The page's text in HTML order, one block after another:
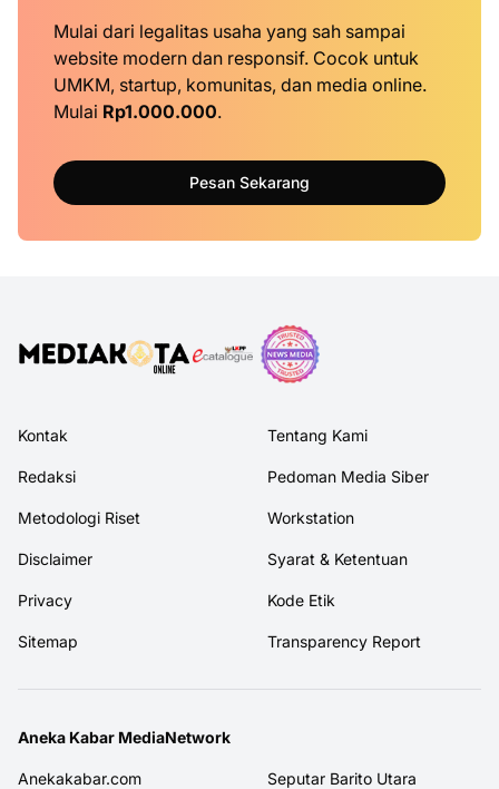
Mulai dari legalitas usaha yang sah sampai
website modern dan responsif. Cocok untuk
UMKM, startup, komunitas, dan media online.
Mulai Rp1.000.000.
Pesan Sekarang
Kontak Tentang Kami
Redaksi Pedoman Media Siber
Metodologi Riset Workstation
Disclaimer Syarat & Ketentuan
Privacy Kode Etik
Sitemap Transparency Report
Aneka Kabar MediaNetwork
Anekakabar.com Seputar Barito Utara